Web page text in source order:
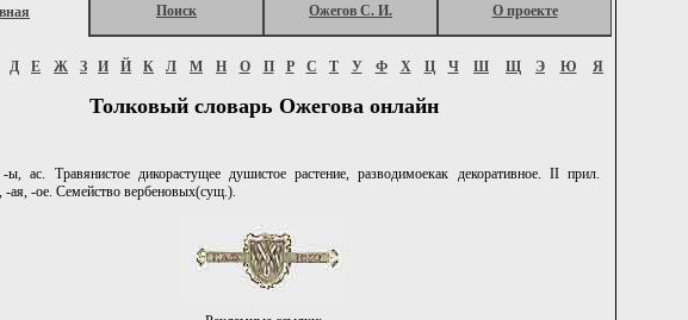
Поиск Ожегов С. И. О проекте
Д Е Ж З И Й К Л М Н О П Р С Т У Ф Х Ц Ч Ш Щ Э Ю Я
Толковый словарь Ожегова онлайн
ас. Травянистое дикорастущее душистое растение, разводимоекак декоративное. II прил.
-ая, -ое. Семейство вербеновых(сущ.).